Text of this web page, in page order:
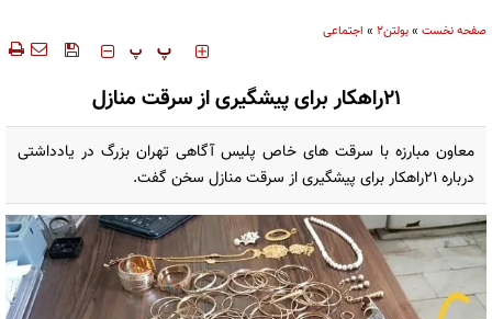
صفحه نخست »بولتن2 » اجتماعی
‍‍‍ پ پ
۲۱راهکار برای پیشگیری از سرقت منازل
معاون مبارزه با سرقت های خاص پلیس آگاهی تهران بزرگ در یادداشتی
درباره ۲۱راهکار برای پیشگیری از سرقت منازل سخن گفت.